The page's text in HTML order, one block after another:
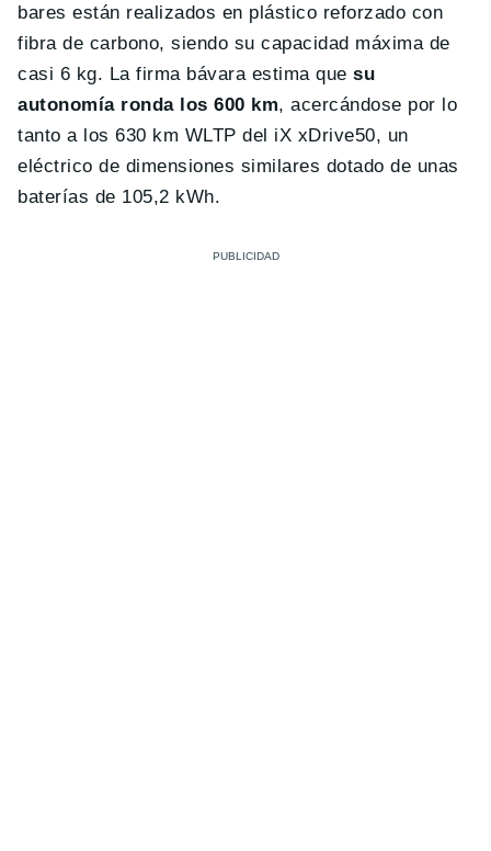
bares están realizados en plástico reforzado con
fibra de carbono, siendo su capacidad máxima de
casi 6 kg. La firma bávara estima quesu
autonomía ronda los 600 km, acercándose por lo
tanto a los 630 km WLTP del iX xDrive50, un
eléctrico de dimensiones similares dotado de unas
baterías de 105,2 kWh.